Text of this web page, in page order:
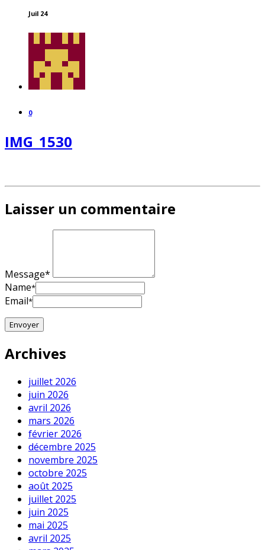
Juil 24
0
IMG_1530
Laisser un commentaire
Message*
Name*
Email*
Archives
juillet 2026
juin 2026
avril 2026
mars 2026
février 2026
décembre 2025
novembre 2025
octobre 2025
août 2025
juillet 2025
juin 2025
mai 2025
avril 2025